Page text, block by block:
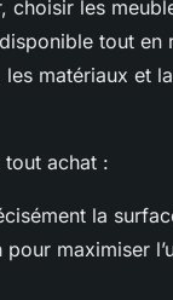
choisir les
tout
matériaux et
achat :
la
maximiser